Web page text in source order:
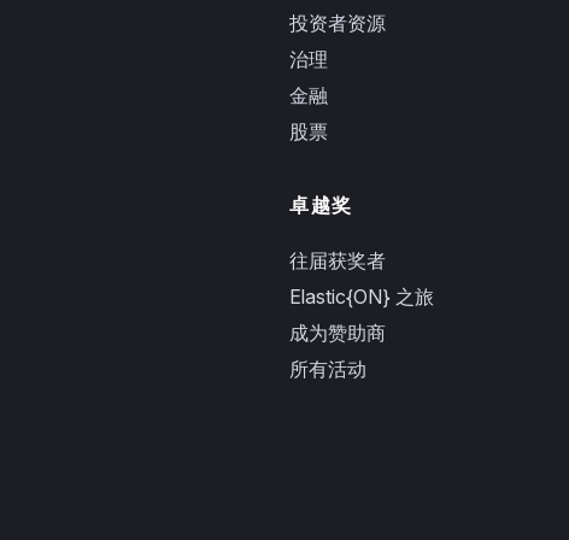
投资者资源
治理
金融
股票
卓越奖
往届获奖者
Elastic{ON} 之旅
成为赞助商
所有活动